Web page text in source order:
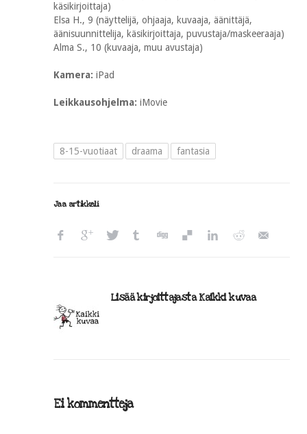
käsikirjoittaja)
Elsa H., 9 (näyttelijä, ohjaaja, kuvaaja, äänittäjä,
äänisuunnittelija, käsikirjoittaja, puvustaja/maskeeraaja)
Alma S., 10 (kuvaaja, muu avustaja)
Kamera: iPad
Leikkausohjelma: iMovie
8-15-vuotiaat draama fantasia
Jaa artikkeli
Lisää kirjoittajasta Kaikki kuvaa
Ei kommentteja